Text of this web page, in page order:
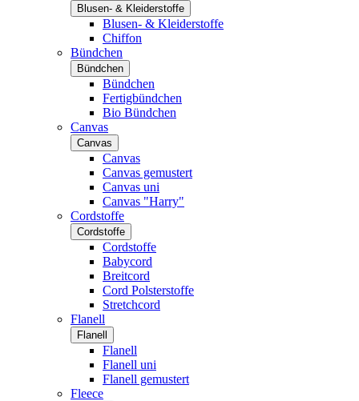
Blusen- & Kleiderstoffe
Blusen- & Kleiderstoffe
Chiffon
Bündchen
Bündchen
Bündchen
Fertigbündchen
Bio Bündchen
Canvas
Canvas
Canvas
Canvas gemustert
Canvas uni
Canvas "Harry"
Cordstoffe
Cordstoffe
Cordstoffe
Babycord
Breitcord
Cord Polsterstoffe
Stretchcord
Flanell
Flanell
Flanell
Flanell uni
Flanell gemustert
Fleece